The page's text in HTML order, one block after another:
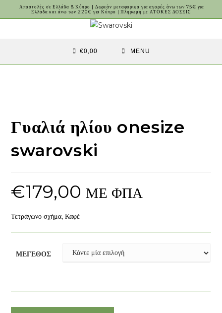
to
Αποστολές σε Ελλάδα & Κύπρο | Δωρεάν μεταφορικά για αγορές άνω των 75€ για
Ελλάδα και άνω των 220€ για Κύπρο | Πληρωμή με ΑΤΟΚΕΣ ΔΟΣΕΙΣ
€0,00 MENU
Γυαλιά ηλίου onesize
swarovski
€179,00 ΜΕ ΦΠΑ
Τετράγωνο σχήμα, Καφέ
ΜΈΓΕΘΟΣ